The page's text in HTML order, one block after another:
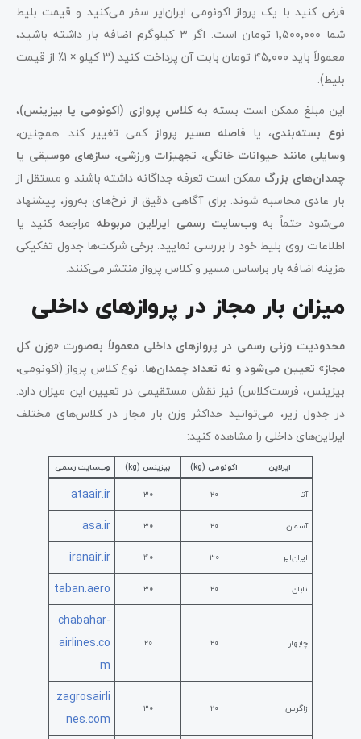
فرض کنید با یک پرواز اکونومی ایران‌ایر سفر می‌کنید و قیمت بلیط
شما ۱٬۵۰۰٬۰۰۰ تومان است. اگر ۳ کیلوگرم اضافه بار داشته باشید،
معمولاً باید ۴۵٬۰۰۰ تومان بابت آن پرداخت کنید (۳ کیلو × ۱٪ از قیمت
بلیط).
این مبلغ ممکن است بسته بهکلاس پروازی (اکونومی یا بیزینس)،
نوع بسته‌بندی، یا فاصله مسیر پرواز کمی تغییر کند. همچنین،
وسایلی مانند حیوانات خانگی، تجهیزات ورزشی، سازهای موسیقی یا
چمدان‌های بزرگ ممکن است تعرفه جداگانه داشته باشند و مستقل از
بار عادی محاسبه شوند. برای آگاهی دقیق از نرخ‌های به‌روز، پیشنهاد
می‌شود حتماً بهوب‌سایت رسمی ایرلاین مربوطه مراجعه کنید یا
اطلاعات روی بلیط خود را بررسی نمایید. برخی شرکت‌ها جدول تفکیکی
هزینه اضافه بار براساس مسیر و کلاس پرواز منتشر می‌کنند.
میزان بار مجاز در پروازهای داخلی
محدودیت وزنی رسمی در پروازهای داخلی معمولاً به‌صورت «وزن کل
مجاز» تعیین می‌شود و نه تعداد چمدان‌ها. نوع کلاس پرواز (اکونومی،
بیزینس، فرست‌کلاس) نیز نقش مستقیمی در تعیین این میزان دارد.
در جدول زیر، می‌توانید حداکثر وزن بار مجاز در کلاس‌های مختلف
ایرلاین‌های داخلی را مشاهده کنید:
ایرلاین اکونومی (kg) بیزینس (kg)
وب‌سایت رسمی
آتا
۲۰ ۳۰ ataair.ir
آسمان ۲۰ ۳۰ asa.ir
ایران‌ایر ۳۰ ۴۰ iranair.ir
تابان ۲۰ ۳۰ taban.aero
چابهار ۲۰ ۲۰
chabahar-
airlines.co
m
زاگرس ۲۰ ۳۰
zagrosairli
nes.com